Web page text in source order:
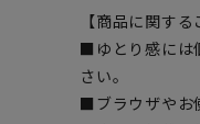
【商品に関する
■ゆとり感には
さい。
■ブラウザやお